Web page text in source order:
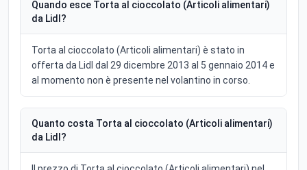
Quando esce Torta al cioccolato (Articoli alimentari)
da Lidl?
Torta al cioccolato (Articoli alimentari) è stato in
offerta da Lidl dal 29 dicembre 2013 al 5 gennaio 2014 e
al momento non è presente nel volantino in corso.
Quanto costa Torta al cioccolato (Articoli alimentari)
da Lidl?